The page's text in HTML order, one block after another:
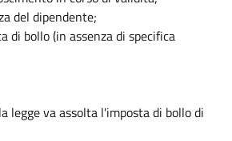
del dipendente;
di bollo (in assenza di specifica
legge va assolta l'imposta di bollo di